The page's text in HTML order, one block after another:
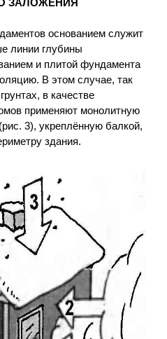
основанием служит
линии глубины
и плитой фундамента
В этом случае, так
в качестве
применяют монолитную
3), укреплённую балкой,
здания.